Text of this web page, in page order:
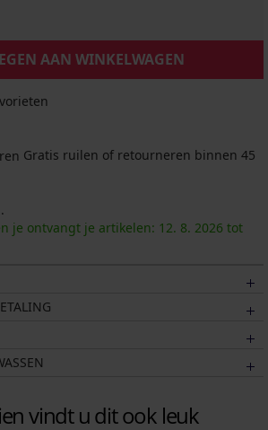
AAN WINKELWAGEN
Gratis ruilen of retourneren binnen 45
je ontvangt je artikelen: 12. 8. 2026 tot
vindt u dit ook leuk